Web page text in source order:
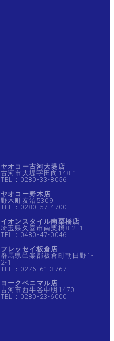
ヤオコー古河大堤店
古河市大堤字田向148-1
TEL：0280-33-8056
ヤオコー野木店
野木町友沼5309
TEL：0280-57-4700
イオンスタイル南栗橋店
埼玉県久喜市南栗橋8-2-1
TEL：0480-47-0046
フレッセイ板倉店
群馬県邑楽郡板倉町朝日野1-
2-1
TEL：0276-61-3767
ヨークベニマル店
古河市西牛谷中明1470
TEL：0280-23-6000